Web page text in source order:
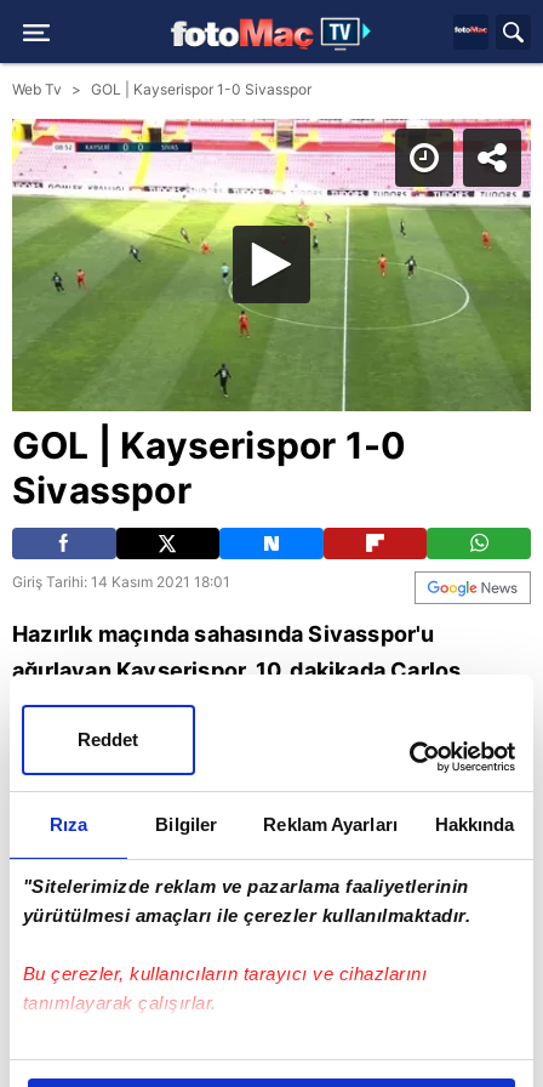
Rıza Bilgiler Reklam Ayarları Hakkında
"Sitelerimizde reklam ve pazarlama faaliyetlerinin
yürütülmesi amaçları ile çerezler kullanılmaktadır.
Bu çerezler, kullanıcıların tarayıcı ve cihazlarını
tanımlayarak çalışırlar.
Bu çerezlere izin vermeniz halinde sizlere özel
Reddet
Web Tv GOL | Kayserispor 1-0 Sivasspor
GOL | Kayserispor 1-0
Sivasspor
Giriş Tarihi: 14 Kasım 2021 18:01
Hazırlık maçında sahasında Sivasspor'u
ağırlayan Kayserispor, 10. dakikada Carlos
Mane'nin attığı golle 1-0 öne geçti.
Sivasspor Kayserispor